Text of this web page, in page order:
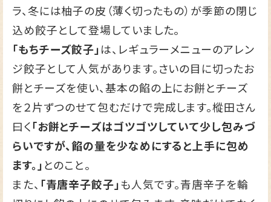
ラ、冬には柚子の皮（薄く切ったもの）が季節の閉じ
込め餃子として登場していました。
「もちチーズ餃子」は、レギュラーメニューのアレン
ジ餃子として人気があります。さいの目に切ったお
餅とチーズを使い、基本の餡の上にお餅とチーズ
を２片ずつのせて包むだけで完成します。樅田さん
曰く「お餅とチーズはゴツゴツしていて少し包みづ
らいですが、餡の量を少なめにすると上手に包め
ます。」とのこと。
また、 「青唐辛子餃子」も人気です。青唐辛子を輪